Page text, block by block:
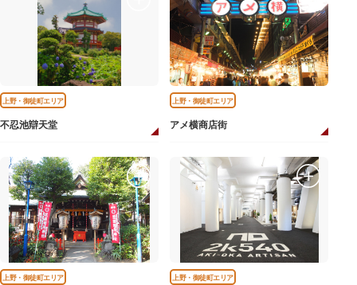
上野・御徒町エリア
不忍池辯天堂
上野・御徒町エリア
アメ横商店街
上野・御徒町エリア 上野・御徒町エリア